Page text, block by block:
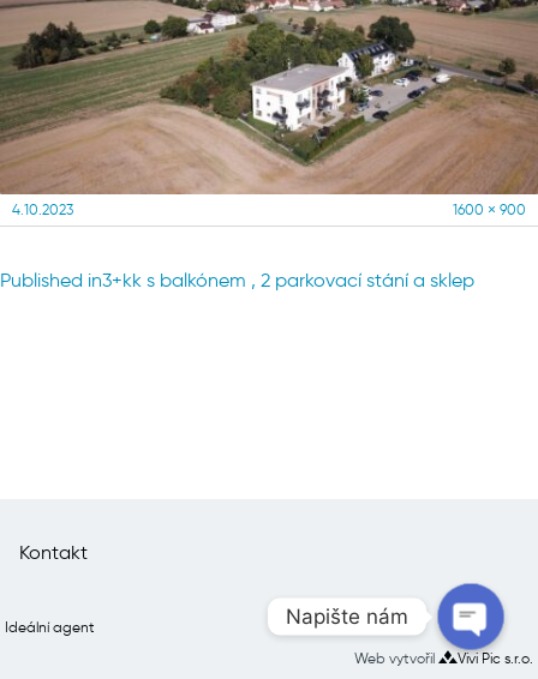
Posted
4.10.2023
Full
1600 × 900
Navigace
Published in3+kk s balkónem , 2 parkovací stání a sklep
Kontakt
Ideální agent
Web vytvořil
Vivi Pic s.r.o.
Napište nám
Open